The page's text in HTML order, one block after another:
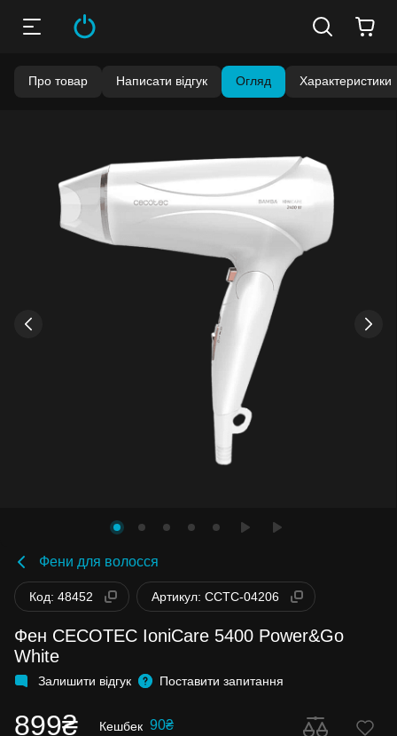
Про товар Написати відгук Огляд Характеристики
‹ ›
Фени для волосся
Код: 48452 Артикул: CCTC-04206
Фен CECOTEC IoniCare 5400 Power&Go
White
Залишити відгук Поставити запитання
899₴ Кешбек 90₴
Накопиченими бонусами можна сплатити до 99% вартості
наступної покупки:детальніше